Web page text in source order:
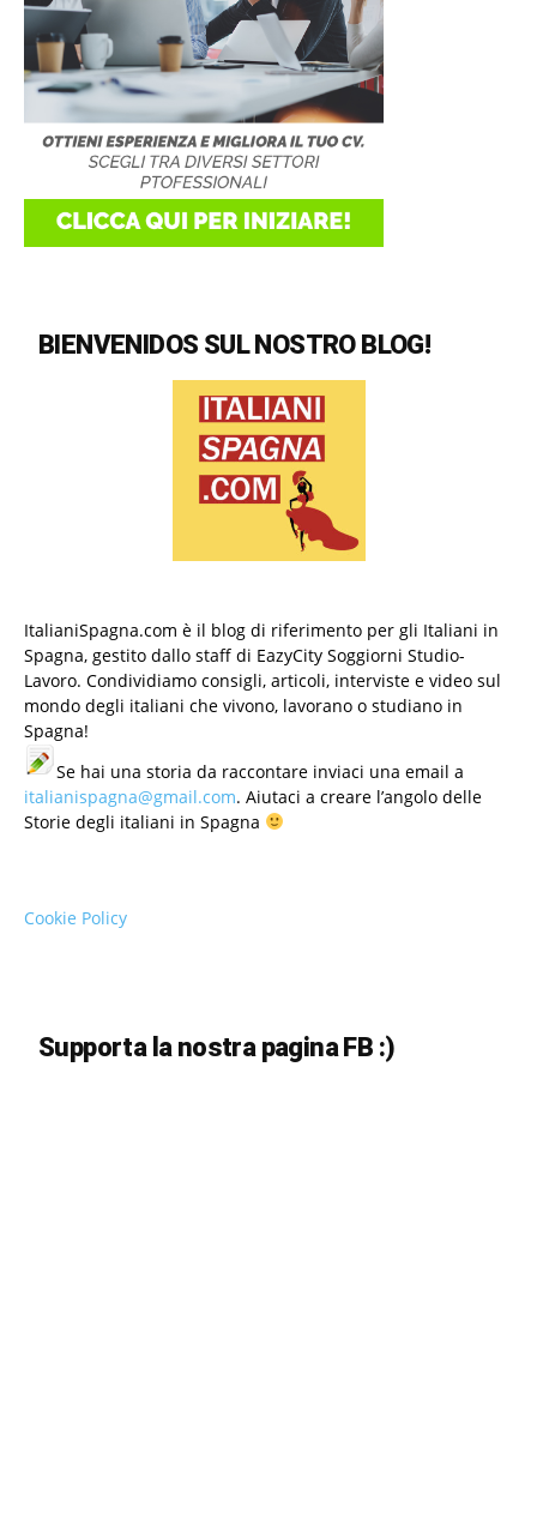
BIENVENIDOS SUL NOSTRO BLOG!
ItalianiSpagna.com è il blog di riferimento per gli Italiani in
Spagna, gestito dallo staff di EazyCity Soggiorni Studio-
Lavoro. Condividiamo consigli, articoli, interviste e video sul
mondo degli italiani che vivono, lavorano o studiano in
Spagna!
Se hai una storia da raccontare inviaci una email a
italianispagna@gmail.com. Aiutaci a creare l’angolo delle
Storie degli italiani in Spagna
Cookie Policy
Supporta la nostra pagina FB :)